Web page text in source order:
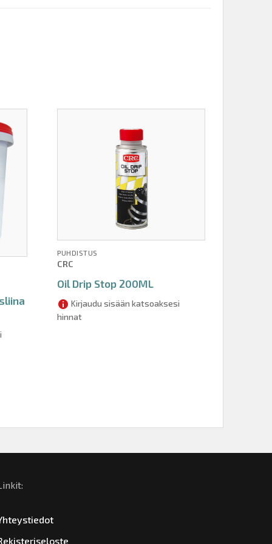
PUHDISTUS
CRC
Oil Drip Stop 200ML
Kirjaudu sisään katsoaksesi
hinnat